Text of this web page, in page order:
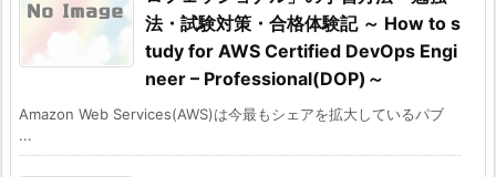
法・試験対策・合格体験記 ～ How to s
tudy for AWS Certified DevOps Engi
neer – Professional(DOP)～
Amazon Web Services(AWS)は今最もシェアを拡大しているパブ
...